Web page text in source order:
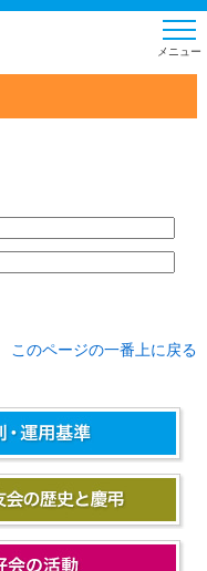
このページの一番上に戻る